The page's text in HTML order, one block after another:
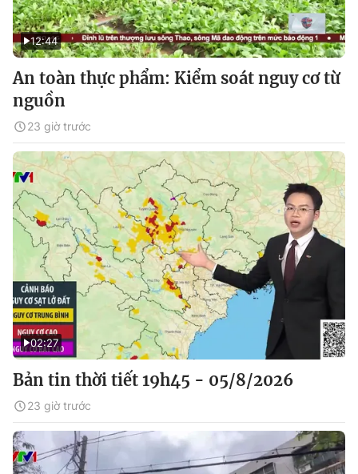
12:44
An toàn thực phẩm: Kiểm soát nguy cơ từ
nguồn
23 giờ trước
02:27
Bản tin thời tiết 19h45 - 05/8/2026
23 giờ trước